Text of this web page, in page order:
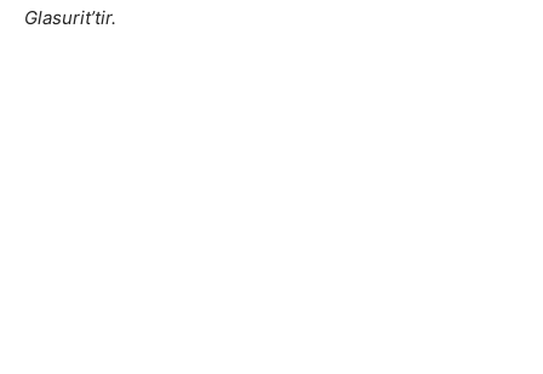
Glasurit’tir.